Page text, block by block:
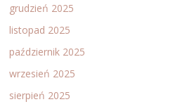
grudzień 2025
listopad 2025
październik 2025
wrzesień 2025
sierpień 2025